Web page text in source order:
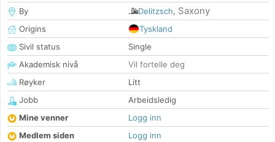
By
Delitzsch, Saxony
Origins
Tyskland
Sivil status
Single
Akademisk nivå
Vil fortelle deg
Røyker
Litt
Jobb
Arbeidsledig
Mine venner
Logg inn
Medlem siden
Logg inn